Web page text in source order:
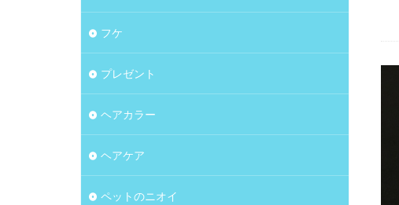
フケ
プレゼント
ヘアカラー
ヘアケア
ペットのニオイ